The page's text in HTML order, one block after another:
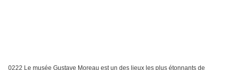
0222 Le musée Gustave Moreau est un des lieux les plus étonnants de